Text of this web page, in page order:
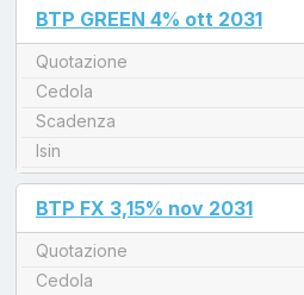
unread messages
BTP GREEN 4% ott 2031
Quotazione
Cedola
Scadenza
Isin
unread messages
BTP FX 3,15% nov 2031
Quotazione
Cedola